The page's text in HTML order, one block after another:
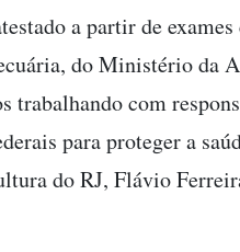
a partir de
do Ministério da
trabalhando com
para proteger a
do RJ, Flávio